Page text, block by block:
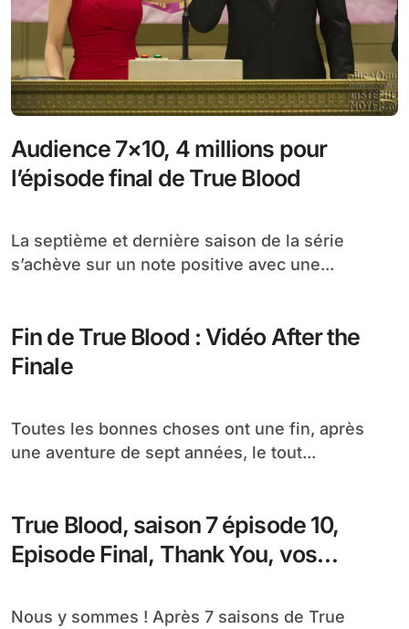
Audience 7×10, 4 millions pour
l’épisode final de True Blood
La septième et dernière saison de la série
s’achève sur un note positive avec une...
Fin de True Blood : Vidéo After the
Finale
Toutes les bonnes choses ont une fin, après
une aventure de sept années, le tout...
True Blood, saison 7 épisode 10,
Episode Final, Thank You, vos
Nous y sommes ! Après 7 saisons de True